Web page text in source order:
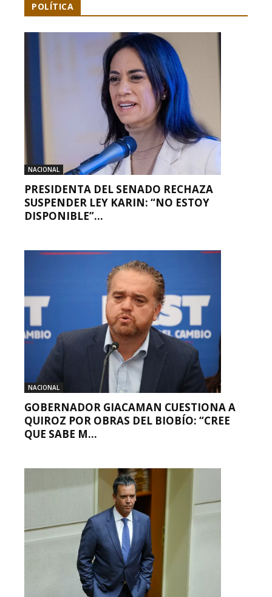
POLÍTICA
NACIONAL
PRESIDENTA DEL SENADO RECHAZA
SUSPENDER LEY KARIN: “NO ESTOY
DISPONIBLE”...
NACIONAL
GOBERNADOR GIACAMAN CUESTIONA A
QUIROZ POR OBRAS DEL BIOBÍO: “CREE
QUE SABE M...